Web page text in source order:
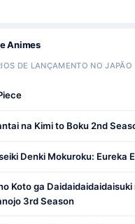
Animes
DE LANÇAMENTO NO JAPÃO
na Kimi to Boku 2nd
Denki Mokuroku: Eureka
Koto ga
3rd Season